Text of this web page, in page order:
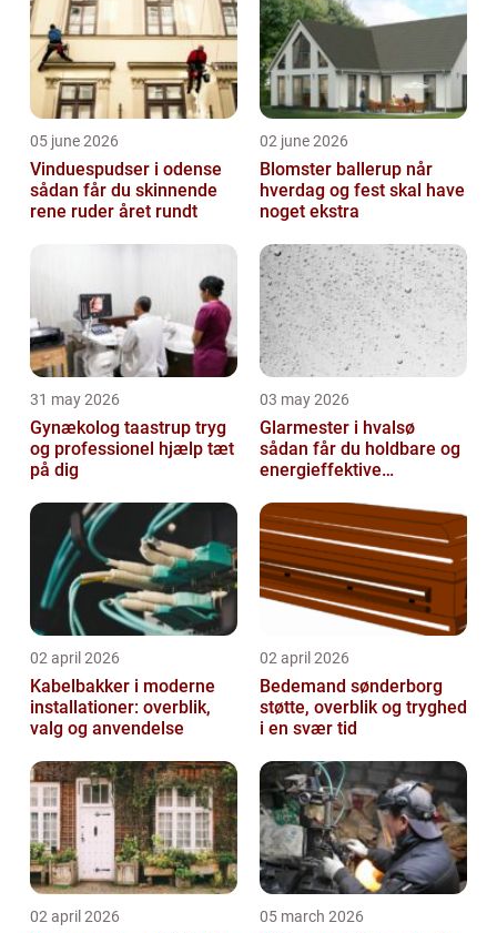
05 june 2026
Vinduespudser i odense
sådan får du skinnende
rene ruder året rundt
02 june 2026
Blomster ballerup når
hverdag og fest skal have
noget ekstra
31 may 2026
Gynækolog taastrup tryg
og professionel hjælp tæt
på dig
03 may 2026
Glarmester i hvalsø
sådan får du holdbare og
energieffektive
02 april 2026
Kabelbakker i moderne
installationer: overblik,
valg og anvendelse
02 april 2026
Bedemand sønderborg
støtte, overblik og tryghed
i en svær tid
02 april 2026 05 march 2026